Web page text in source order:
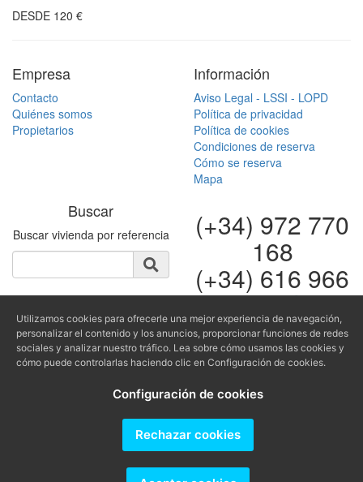
DESDE 120 €
Empresa
Contacto
Quiénes somos
Propietarios
Información
Aviso Legal - LSSI - LOPD
Política de privacidad
Política de cookies
Condiciones de reserva
Cómo se reserva
Mapa
Buscar
Buscar vivienda por referencia (+34) 972 770
168
(+34) 616 966
682
Producido por
Utilizamos cookies para ofrecerle una mejor experiencia de navegación,
personalizar el contenido y los anuncios, proporcionar funciones de redes
sociales y analizar nuestro tráfico. Lea sobre cómo usamos las cookies y
cómo puede controlarlas haciendo clic en Configuración de cookies.
Configuración de cookies
Rechazar cookies